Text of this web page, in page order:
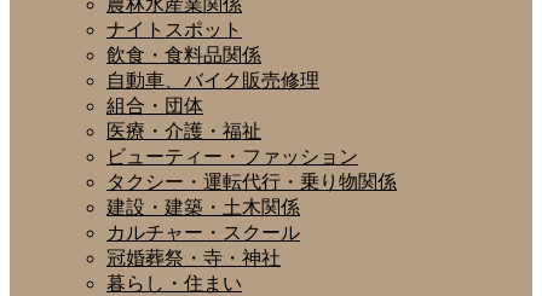
農林水産業関係
ナイトスポット
飲食・食料品関係
自動車、バイク販売修理
組合・団体
医療・介護・福祉
ビューティー・ファッション
タクシー・運転代行・乗り物関係
建設・建築・土木関係
カルチャー・スクール
冠婚葬祭・寺・神社
暮らし・住まい